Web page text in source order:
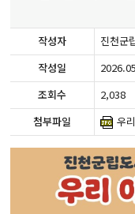
작성자
진천군
작성일
조회수
2,038
첨부파일
우